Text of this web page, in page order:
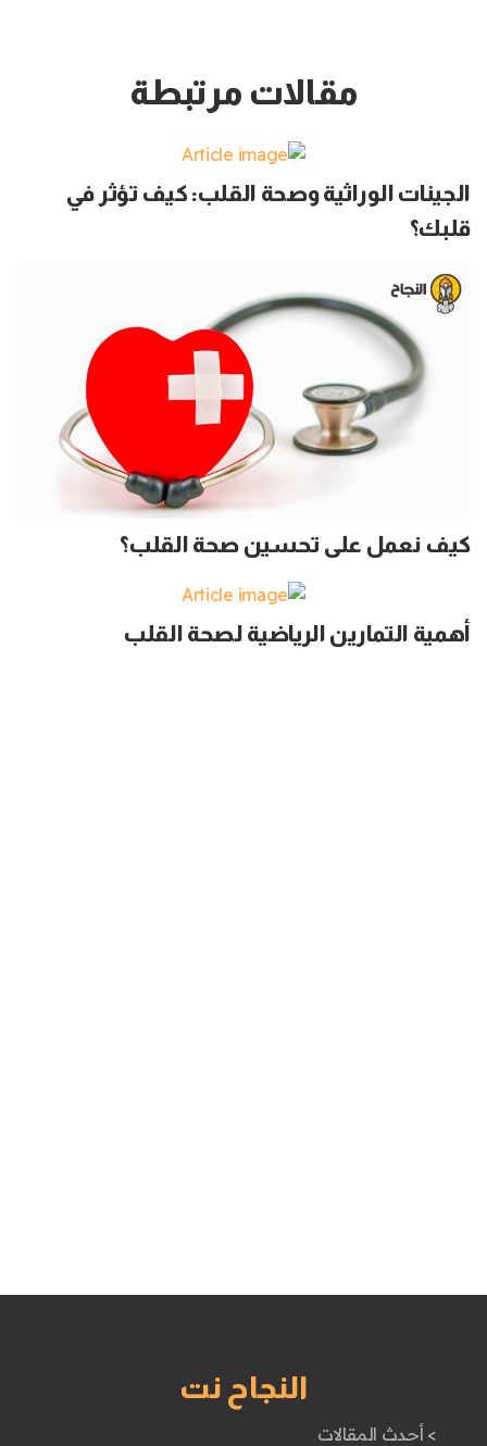
مقالات مرتبطة
الجينات الوراثية وصحة القلب: كيف تؤثر في
قلبك؟
كيف نعمل على تحسين صحة القلب؟
أهمية التمارين الرياضية لصحة القلب
النجاح نت
> أحدث المقالات